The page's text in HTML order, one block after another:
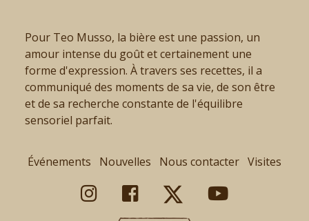
Pour Teo Musso, la bière est une passion, un
amour intense du goût et certainement une
forme d'expression. À travers ses recettes, il a
communiqué des moments de sa vie, de son être
et de sa recherche constante de l'équilibre
sensoriel parfait.
Événements Nouvelles Nous contacter Visites